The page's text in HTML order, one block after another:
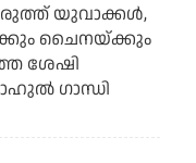
യുവാക്കള്‍,
ചൈനയ്ക്കും
ശേഷി
ഗാന്ധി